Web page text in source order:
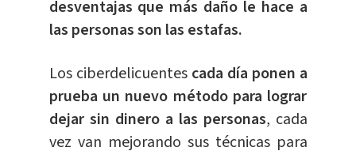
desventajas que más daño le hace a
las personas son las estafas.
Los ciberdelicuentes cada día ponen a
prueba un nuevo método para lograr
dejar sin dinero a las personas, cada
vez van mejorando sus técnicas para